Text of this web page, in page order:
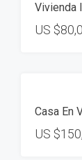
Vivienda
US
Casa En
US